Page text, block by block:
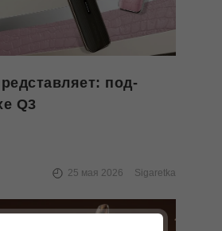
под-
Q3
25 мая 2026 Sigaretka